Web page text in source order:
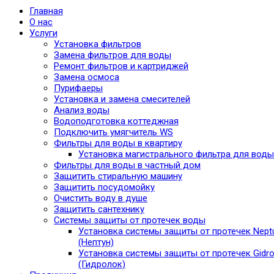
Главная
О нас
Услуги
Установка фильтров
Замена фильтров для воды
Ремонт фильтров и картриджей
Замена осмоса
Пурифаеры
Установка и замена смесителей
Анализ воды
Водоподготовка коттеджная
Подключить умягчитель WS
Фильтры для воды в квартиру
Установка магистрального фильтра для воды
Фильтры для воды в частный дом
Защитить стиральную машину
Защитить посудомойку
Очистить воду в душе
Защитить сантехнику
Системы защиты от протечек воды
Установка системы защиты от протечек
(Нептун)
Установка системы защиты от протечек
(Гидролок)